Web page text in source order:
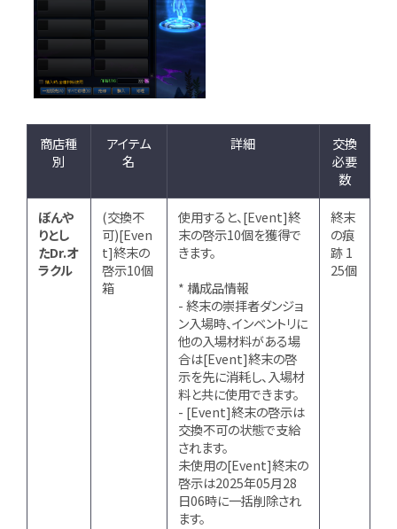
商店種
別
アイテム
名
詳細
交換
必要
数
ぼんや
りとし
たDr.オ
ラクル
(交換不
可)[Even
t]終末の
啓示10個
箱
使用すると、[Event]終
末の啓示10個を獲得で
きます。
* 構成品情報
- 終末の崇拝者ダンジョ
ン入場時、インベントリに
他の入場材料がある場
合は[Event]終末の啓
示を先に消耗し、入場材
料と共に使用できます。
- [Event]終末の啓示は
交換不可の状態で支給
されます。
未使用の[Event]終末の
啓示は2025年05月28
日06時に一括削除され
ます。
終末
の痕
跡 1
25個